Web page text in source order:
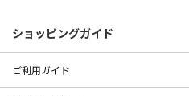
ショッピングガイド
ご利用ガイド